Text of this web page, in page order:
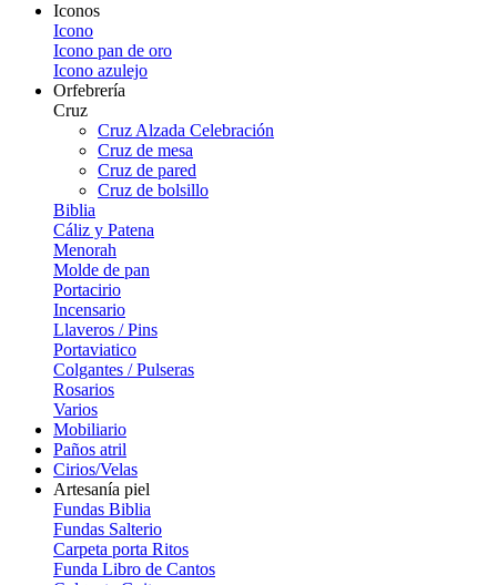
Iconos
Icono
Icono pan de oro
Icono azulejo
Orfebrería
Cruz
Cruz Alzada Celebración
Cruz de mesa
Cruz de pared
Cruz de bolsillo
Biblia
Cáliz y Patena
Menorah
Molde de pan
Portacirio
Incensario
Llaveros / Pins
Portaviatico
Colgantes / Pulseras
Rosarios
Varios
Mobiliario
Paños atril
Cirios/Velas
Artesanía piel
Fundas Biblia
Fundas Salterio
Carpeta porta Ritos
Funda Libro de Cantos